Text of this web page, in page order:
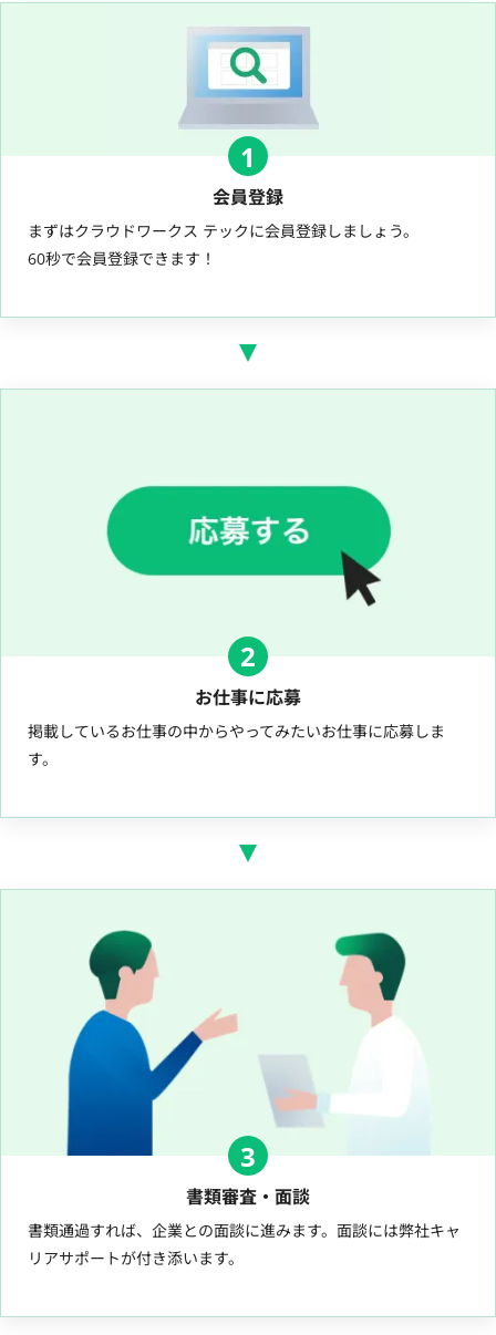
1
会員登録
まずはクラウドワークス テックに会員登録しましょう。
60秒で会員登録できます！
2
お仕事に応募
掲載しているお仕事の中からやってみたいお仕事に応募しま
す。
3
書類審査・面談
書類通過すれば、企業との面談に進みます。面談には弊社キャ
リアサポートが付き添います。